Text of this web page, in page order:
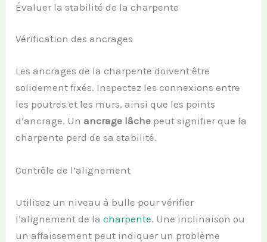
Évaluer la stabilité de la charpente
Vérification des ancrages
Les ancrages de la charpente doivent être
solidement fixés. Inspectez les connexions entre
les poutres et les murs, ainsi que les points
d’ancrage. Unancrage lâche peut signifier que la
charpente perd de sa stabilité.
Contrôle de l’alignement
Utilisez un niveau à bulle pour vérifier
l’alignement de lacharpente. Une inclinaison ou
un affaissement peut indiquer un problème